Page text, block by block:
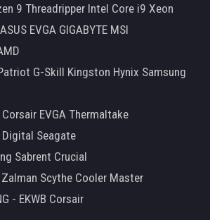
9 Threadripper Intel Core i9 Xeon
EVGA GIGABYTE MSI
G-Skill Kingston Hynix Samsung
EVGA Thermaltake
Digital Seagate
Sabrent Crucial
Zalman Scythe Cooler Master
- EKWB Corsair